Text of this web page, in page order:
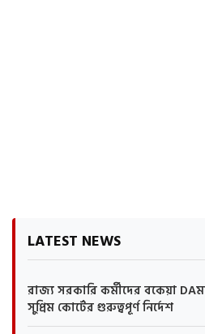
LATEST NEWS
রাজ্য সরকারি কর্মীদের বকেয়া
সুপ্রিম কোর্টের গুরুত্বপূর্ণ নির্দেশ